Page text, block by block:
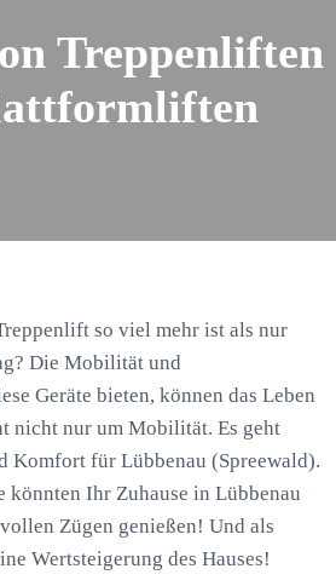
Treppenliften
so viel mehr ist als nur
Die Mobilität und
Geräte bieten, können das Leben
nicht nur um Mobilität. Es geht
Komfort für Lübbenau (Spreewald).
könnten Ihr Zuhause in Lübbenau
Zügen genießen! Und als
Wertsteigerung des Hauses!